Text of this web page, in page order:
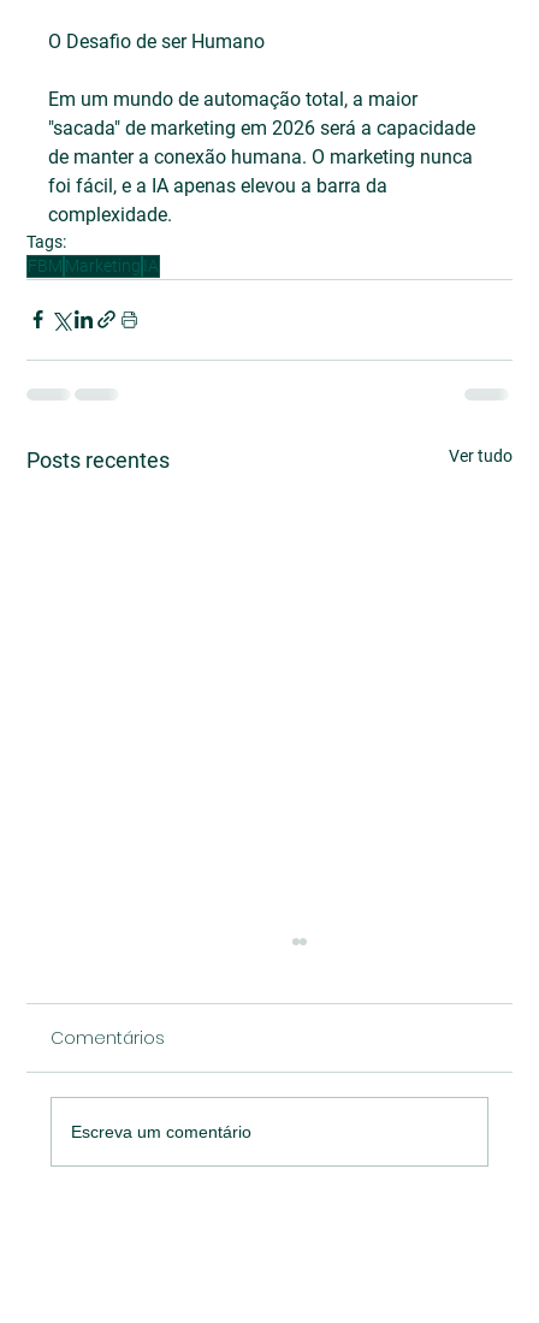
O Desafio de ser Humano
Em um mundo de automação total, a maior
"sacada" de marketing em 2026 será a capacidade
de manter a conexão humana. O marketing nunca
foi fácil, e a IA apenas elevou a barra da
complexidade.
Tags:
FBM Marketing IA
Posts recentes Ver tudo
Comentários
Escreva um comentário